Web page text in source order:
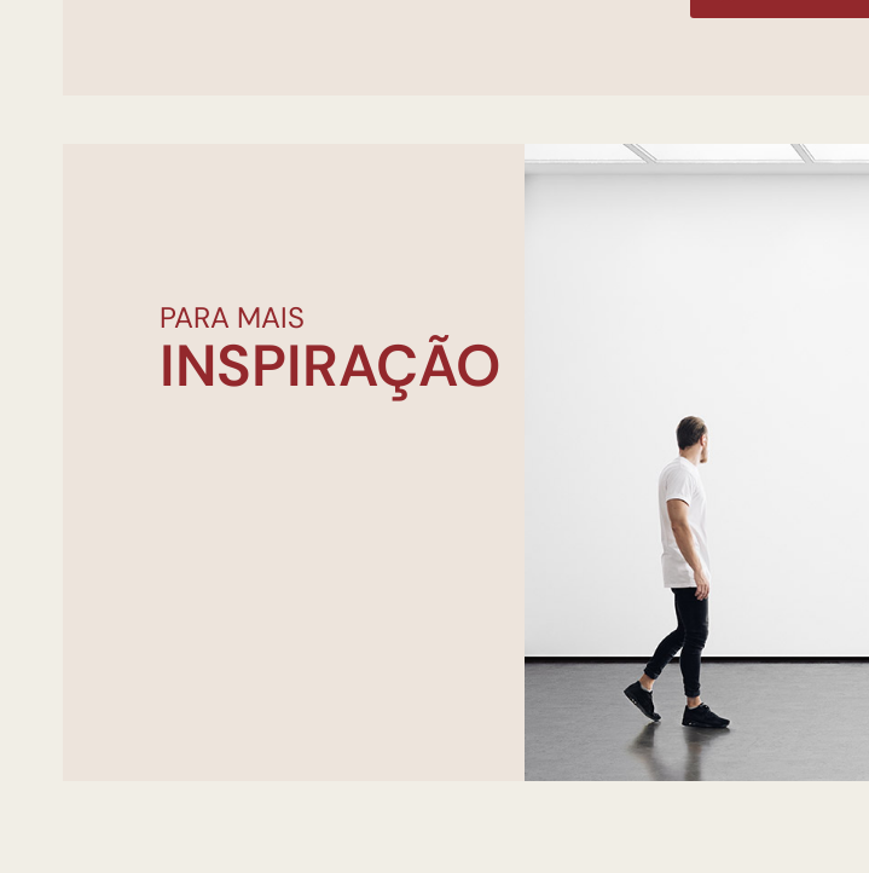
PARA MAIS
INSPIRAÇÃO